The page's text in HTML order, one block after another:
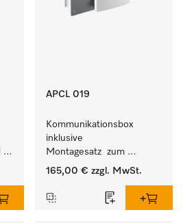
APCL 019
Kommunikationsbox
inklusive
Montagesatz  zum
Verbindungsaufbau von
mit externen Systemen.
165,00 € zzgl. MwSt.